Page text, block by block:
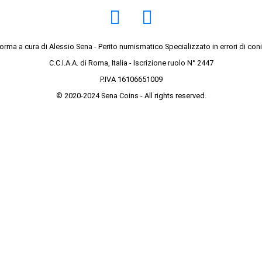
a cura di Alessio Sena - Perito numismatico Specializzato in errori di
C.C.I.A.A. di Roma, Italia - Iscrizione ruolo N° 2447
P.IVA 16106651009
© 2020-2024 Sena Coins - All rights reserved.